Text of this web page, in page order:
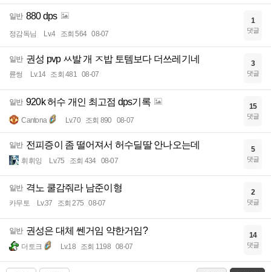
일반 880 dps
정감독님 Lv.4 조회 564 08-07
1
댓글
일반 권성 pvp ㅆ발 개 ㅈ밥 토템보다 더쓰레기네
륜썽 Lv.14 조회 481 08-07
3
댓글
일반 920k 허수 개인 최고점 dps기록
Cantona Lv.70 조회 890 08-07
15
댓글
일반 전피증이 좀 떨어져서 허수딜딸 안나오는데
휘휘잉 Lv.75 조회 434 08-07
5
댓글
일반 격노 쿨감줘라 남준이형
카무토 Lv.37 조회 275 08-07
2
댓글
일반 권성은 대체 쎈거임 약한거임?
더토크 Lv.18 조회 1198 08-07
14
댓글